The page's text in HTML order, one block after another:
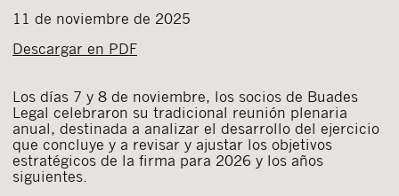
11 de noviembre de 2025
Descargar en PDF
Los días 7 y 8 de noviembre, los socios de Buades
Legal celebraron su tradicional reunión plenaria
anual, destinada a analizar el desarrollo del ejercicio
que concluye y a revisar y ajustar los objetivos
estratégicos de la firma para 2026 y los años
siguientes.